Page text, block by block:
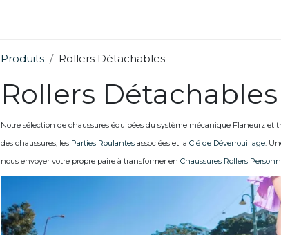
Produits Rollers Détachables
Rollers Détachables
Notre sélection de chaussures équipées du système mécanique Flaneurz et
des chaussures, les Parties Roulantesassociées et la Clé de Déverrouillage.
nous envoyer votre propre paire à transformer en Chaussures Rollers